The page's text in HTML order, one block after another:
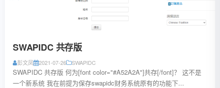
SWAPIDC 共存版
彭文凤 2021-07-26 SWAPIDC
SWAPIDC 共存版 何为[font color="#A52A2A"]共存[/font]？ 这不是
一个新系统 我在前提为保存swapidc财务系统原有的功能下...